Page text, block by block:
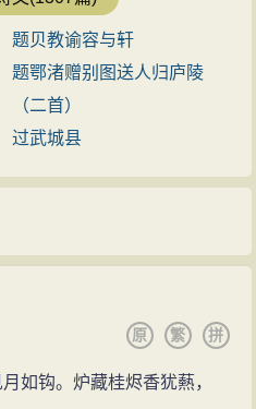
二十一年。与杨荣、杨溥同
称“三杨”，因其居地所处，
为“西杨”。“三杨”中，
杨士
行”见长，先后担任《明太宗
裁。 ...
题贝教谕容与轩
题鄂渚赠别图送人归庐陵
（二首）
过武城县
拼
繁
原
如钩。炉藏桂烬香犹爇，